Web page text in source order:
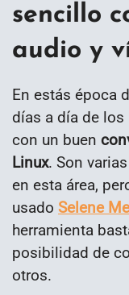
sencillo
audio y
En estás época
días a día de
con un buen
Linux. Son
en esta área,
usado Selene
herramienta
posibilidad de
otros.